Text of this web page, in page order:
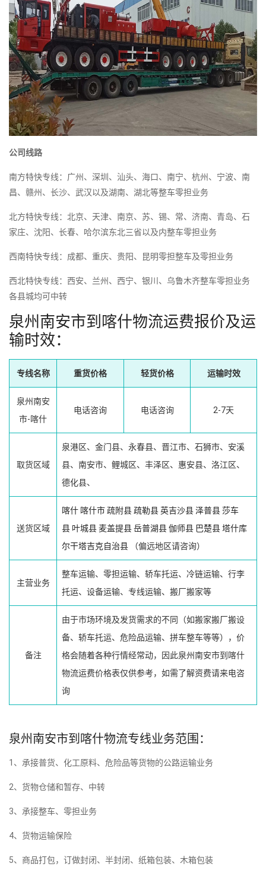
公司线路
南方特快专线：广州、深圳、汕头、海口、南宁、杭州、宁波、南
昌、赣州、长沙、武汉以及湖南、湖北等整车零担业务
北方特快专线：北京、天津、南京、苏、锡、常、济南、青岛、石
家庄、沈阳、长春、哈尔滨东北三省以及内整车零担业务
西南特快专线：成都、重庆、贵阳、昆明零担整车及零担业务
西北特快专线：西安、兰州、西宁、银川、乌鲁木齐整车零担业务
各县城均可中转
泉州南安市到喀什物流运费报价及运
输时效：
专线名称 重货价格 轻货价格 运输时效
泉州南安
市-喀什
电话咨询 电话咨询 2-7天
取货区域
泉港区、金门县、永春县、晋江市、石狮市、安溪
县、南安市、鲤城区、丰泽区、惠安县、洛江区、
德化县、
送货区域
喀什 喀什市疏附县疏勒县英吉沙县泽普县莎车
县 叶城县麦盖提县岳普湖县伽师县 巴楚县塔什库
尔干塔吉克自治县 （偏远地区请咨询）
主营业务
整车运输、零担运输、轿车托运、冷链运输、行李
托运、设备运输、专线运输、搬厂搬家等
备注
由于市场环境及发货需求的不同（如搬家搬厂搬设
备、轿车托运、危险品运输、拼车整车等等），价
格会随着各种行情经常动，因此泉州南安市到喀什
物流运费价格表仅供参考，如需了解资费请来电咨
询
泉州南安市到喀什物流专线业务范围：
1、承接普货、化工原料、危险品等货物的公路运输业务
2、货物仓储和暂存、中转
3、承接整车、零担业务
4、货物运输保险
5、商品打包，订做封闭、半封闭、纸箱包装、木箱包装